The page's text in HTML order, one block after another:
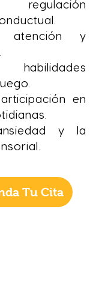
atención y
en
y la
Tu Cita